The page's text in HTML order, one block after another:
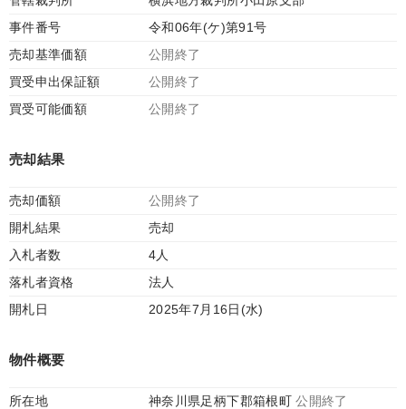
事件番号
令和06年(ケ)第91号
売却基準価額
公開終了
買受申出保証額
公開終了
買受可能価額
公開終了
売却結果
売却価額
公開終了
開札結果
売却
入札者数
4人
落札者資格
法人
開札日
2025年7月16日(水)
物件概要
所在地 神奈川県足柄下郡箱根町公開終了